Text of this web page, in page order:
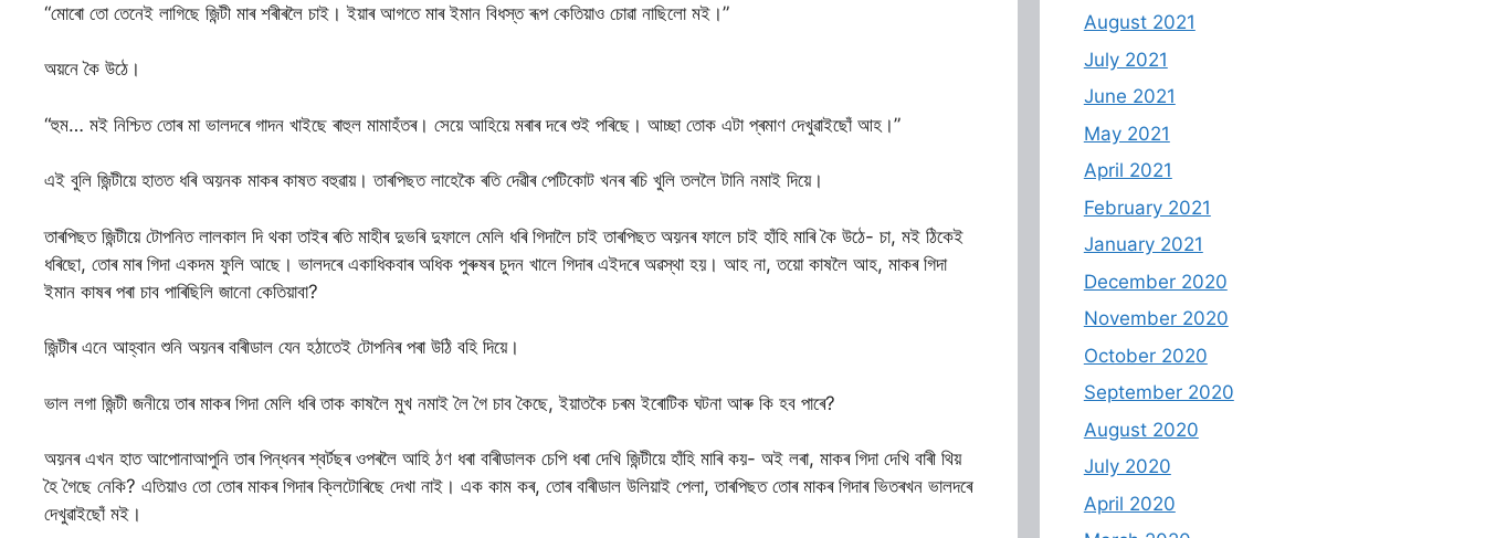
“মোৰো তো তেনেই লাগিছে জিন্টী মাৰ শৰীৰলৈ চাই। ইয়াৰ আগতে মাৰ ইমান বিধস্ত ৰূপ কেতিয়াও চোৱা নাছিলো মই।”
অয়নে কৈ উঠে।
“হুম… মই নিশ্চিত তোৰ মা ভালদৰে গাদন খাইছে ৰাহুল মামাহঁতৰ। সেয়ে আহিয়ে মৰাৰ দৰে শুই পৰিছে। আচ্ছা তোক এটা প্ৰমাণ দেখুৱাইছোঁ আহ।”
এই বুলি জিন্টীয়ে হাতত ধৰি অয়নক মাকৰ কাষত বহুৱায়। তাৰপিছত লাহেকৈ ৰতি দেৱীৰ পেটিকোট খনৰ ৰচি খুলি তললৈ টানি নমাই দিয়ে।
তাৰপিছত জিন্টীয়ে টোপনিত লালকাল দি থকা তাইৰ ৰতি মাহীৰ দুভৰি দুফালে মেলি ধৰি গিদালৈ চাই তাৰপিছত অয়নৰ ফালে চাই হাঁহি মাৰি কৈ উঠে- চা, মই ঠিকেই
ধৰিছো, তোৰ মাৰ গিদা একদম ফুলি আছে। ভালদৰে একাধিকবাৰ অধিক পুৰুষৰ চুদন খালে গিদাৰ এইদৰে অৱস্থা হয়। আহ না, তয়ো কাষলৈ আহ, মাকৰ গিদা
ইমান কাষৰ পৰা চাব পাৰিছিলি জানো কেতিয়াবা?
জিন্টীৰ এনে আহ্বান শুনি অয়নৰ বাৰীডাল যেন হঠাতেই টোপনিৰ পৰা উঠি বহি দিয়ে।
ভাল লগা জিন্টী জনীয়ে তাৰ মাকৰ গিদা মেলি ধৰি তাক কাষলৈ মুখ নমাই লৈ গৈ চাব কৈছে, ইয়াতকৈ চৰম ইৰোটিক ঘটনা আৰু কি হব পাৰে?
অয়নৰ এখন হাত আপোনাআপুনি তাৰ পিন্ধনৰ শ্বৰ্টছৰ ওপৰলৈ আহি ঠণ ধৰা বাৰীডালক চেপি ধৰা দেখি জিন্টীয়ে হাঁহি মাৰি কয়- অই লৰা, মাকৰ গিদা দেখি বাৰী থিয়
হৈ গৈছে নেকি? এতিয়াও তো তোৰ মাকৰ গিদাৰ ক্লিটোৰিছে দেখা নাই। এক কাম কৰ, তোৰ বাৰীডাল উলিয়াই পেলা, তাৰপিছত তোৰ মাকৰ গিদাৰ ভিতৰখন ভালদৰে
দেখুৱাইছোঁ মই।
August 2021
July 2021
June 2021
May 2021
April 2021
February 2021
January 2021
December 2020
November 2020
October 2020
September 2020
August 2020
July 2020
April 2020